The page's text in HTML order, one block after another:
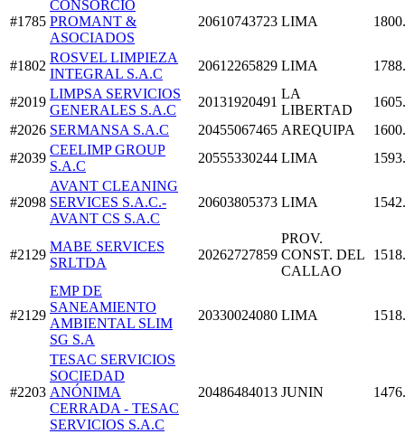
#1785
CONSORCIO
PROMANT &
ASOCIADOS
20610743723 LIMA
#1802
ROSVEL LIMPIEZA
INTEGRAL S.A.C
20612265829 LIMA
#2019
LIMPSA SERVICIOS
GENERALES S.A.C
20131920491
LA
LIBERTAD
#2026 SERMANSA S.A.C 20455067465 AREQUIPA
#2039
CEELIMP GROUP
S.A.C
20555330244 LIMA
#2098
AVANT CLEANING
SERVICES S.A.C.-
AVANT CS S.A.C
20603805373 LIMA
#2129
MABE SERVICES
SRLTDA
20262727859
PROV.
CONST. DEL
CALLAO
#2129
EMP DE
SANEAMIENTO
AMBIENTAL SLIM
SG S.A
20330024080 LIMA
#2203
TESAC SERVICIOS
SOCIEDAD
ANÓNIMA
CERRADA - TESAC
SERVICIOS S.A.C
20486484013 JUNIN